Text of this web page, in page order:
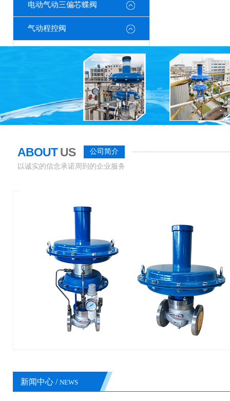
电动气动三偏芯蝶阀
气动程控阀
ABOUTUS
公司简介
以诚实的信念承诺周到的企业服务
新闻中心 / NEWS